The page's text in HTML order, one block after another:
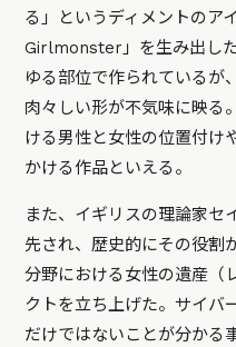
る」というディメントのア
Girlmonster」を生み出し
ゆる部位で作られているが
肉々しい形が不気味に映る
ける男性と女性の位置付け
かける作品といえる。
また、イギリスの理論家セ
先され、歴史的にその役割
分野における女性の遺産（
クトを立ち上げた。サイバ
だけではないことが分かる